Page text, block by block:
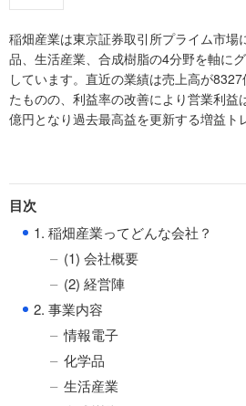
稲畑産業は東京証券取引所プライム市場
品、生活産業、合成樹脂の4分野を軸に
しています。直近の業績は売上高が
たものの、利益率の改善により営業利
億円となり過去最高益を更新する増益ト
目次
● 1. 稲畑産業ってどんな会社？
(1) 会社概要
(2) 経営陣
● 2. 事業内容
情報電子
化学品
生活産業